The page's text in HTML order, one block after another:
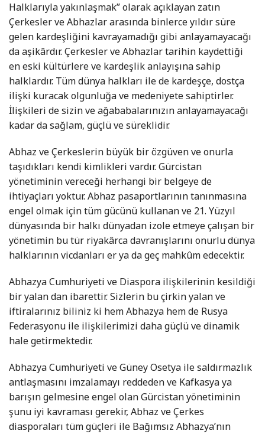
Halklarıyla yakınlaşmak” olarak açıklayan zatın
Çerkesler ve Abhazlar arasında binlerce yıldır süre
gelen kardeşliğini kavrayamadığı gibi anlayamayacağı
da aşikârdır. Çerkesler ve Abhazlar tarihin kaydettiği
en eski kültürlere ve kardeşlik anlayışına sahip
halklardır. Tüm dünya halkları ile de kardeşçe, dostça
ilişki kuracak olgunluğa ve medeniyete sahiptirler.
İlişkileri de sizin ve ağababalarınızın anlayamayacağı
kadar da sağlam, güçlü ve süreklidir.
Abhaz ve Çerkeslerin büyük bir özgüven ve onurla
taşıdıkları kendi kimlikleri vardır. Gürcistan
yönetiminin vereceği herhangi bir belgeye de
ihtiyaçları yoktur. Abhaz pasaportlarının tanınmasına
engel olmak için tüm gücünü kullanan ve 21. Yüzyıl
dünyasında bir halkı dünyadan izole etmeye çalışan bir
yönetimin bu tür riyakârca davranışlarını onurlu dünya
halklarının vicdanları er ya da geç mahkûm edecektir.
Abhazya Cumhuriyeti ve Diaspora ilişkilerinin kesildiği
bir yalan dan ibarettir. Sizlerin bu çirkin yalan ve
iftiralarınız biliniz ki hem Abhazya hem de Rusya
Federasyonu ile ilişkilerimizi daha güçlü ve dinamik
hale getirmektedir.
Abhazya Cumhuriyeti ve Güney Osetya ile saldırmazlık
antlaşmasını imzalamayı reddeden ve Kafkasya ya
barışın gelmesine engel olan Gürcistan yönetiminin
şunu iyi kavraması gerekir, Abhaz ve Çerkes
diasporaları tüm güçleri ile Bağımsız Abhazya’nın